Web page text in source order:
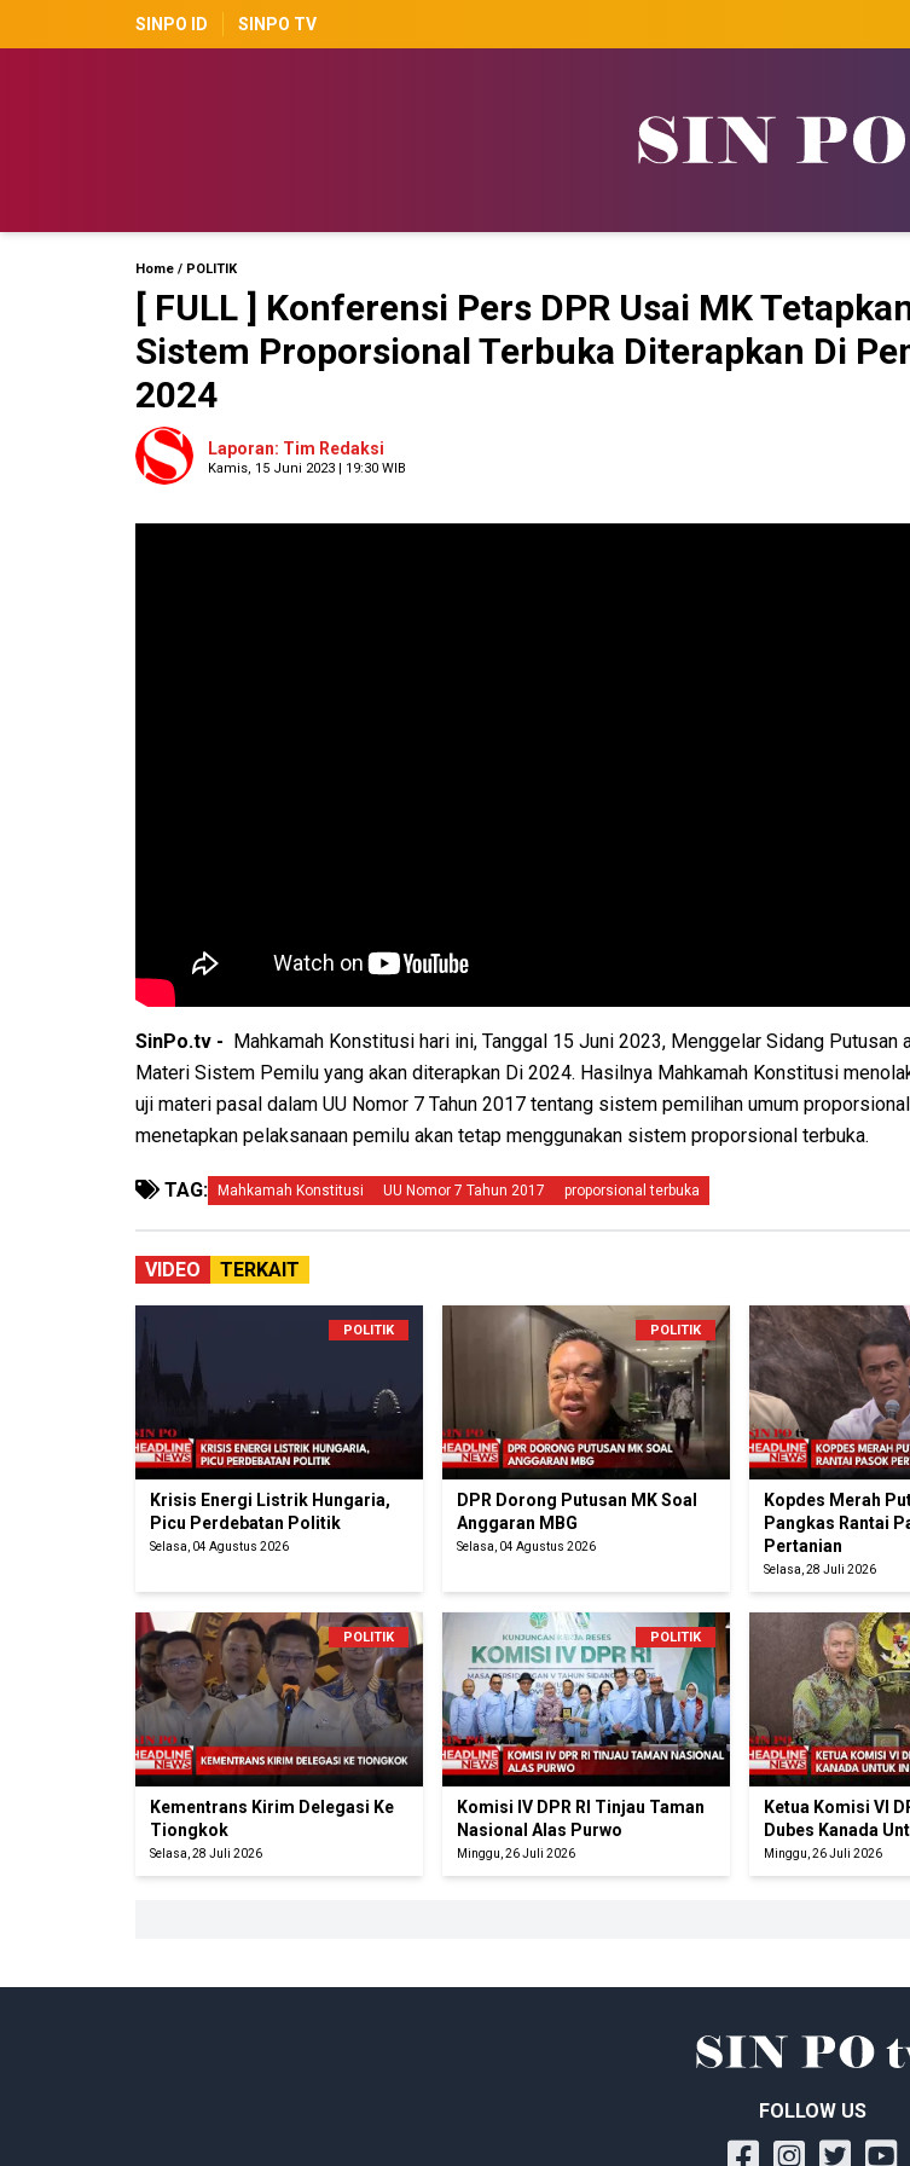
SINPO ID SINPO TV
Home / POLITIK
[ FULL ] Konferensi Pers DPR Usai MK
Sistem Proporsional Terbuka Diterapkan Di
2024
Laporan: Tim Redaksi
Kamis, 15 Juni 2023 | 19:30 WIB
SinPo.tv -
Mahkamah Konstitusi hari ini, Tanggal 15 Juni 2023, Menggelar Sidang Putusan
Materi Sistem Pemilu yang akan diterapkan Di 2024. Hasilnya Mahkamah Konstitusi
uji materi pasal dalam UU Nomor 7 Tahun 2017 tentang sistem pemilihan umum
menetapkan pelaksanaan pemilu akan tetap menggunakan sistem proporsional terbuka.
TAG: Mahkamah Konstitusi UU Nomor 7 Tahun 2017 proporsional terbuka
VIDEO TERKAIT
POLITIK
Krisis Energi Listrik Hungaria,
Picu Perdebatan Politik
Selasa, 04 Agustus 2026
POLITIK
DPR Dorong Putusan MK Soal
Anggaran MBG
Selasa, 04 Agustus 2026
Kopdes Merah
Pangkas Rantai
Pertanian
Selasa, 28 Juli 2026
POLITIK
Kementrans Kirim Delegasi Ke
Tiongkok
Selasa, 28 Juli 2026
POLITIK
Komisi IV DPR RI Tinjau Taman
Nasional Alas Purwo
Minggu, 26 Juli 2026
Ketua Komisi VI
Dubes Kanada
Minggu, 26 Juli 2026
FOLLOW US